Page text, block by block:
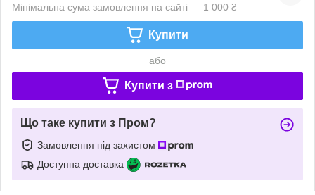
Мінімальна сума замовлення на сайті — 1 000 ₴
Купити
або
Купити з
Що таке купити з Пром?
Замовлення під захистом
Доступна доставка